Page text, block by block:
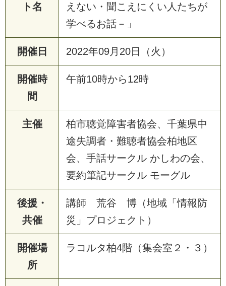
ト名
えない・聞こえにくい人たちが
学べるお話－」
開催日 2022年09月20日（火）
開催時
間
午前10時から12時
主催
柏市聴覚障害者協会、千葉県中
途失調者・難聴者協会柏地区
会、手話サークル かしわの会、
要約筆記サークル モーグル
後援・
共催
講師 荒谷 博（地域「情報防
災」プロジェクト）
開催場
所
ラコルタ柏4階（集会室２・３）